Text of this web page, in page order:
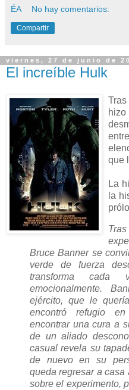
ÉA No hay comentarios:
Compartir
viernes, 27 de junio de
El increíble Hulk
que
La
la
Bruce Banner se
verde de fuerza
transforma
emocionalmente.
ejército, que le
encontró refugio
encontrar una cura a
de un aliado
casual revela su
de nuevo en su
queda regresar a casa
sobre el experimento,